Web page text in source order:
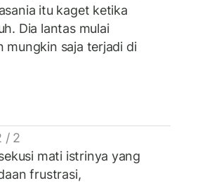
itu kaget ketika
Dia lantas mulai
saja terjadi di
/ 2
mati istrinya yang
frustrasi,